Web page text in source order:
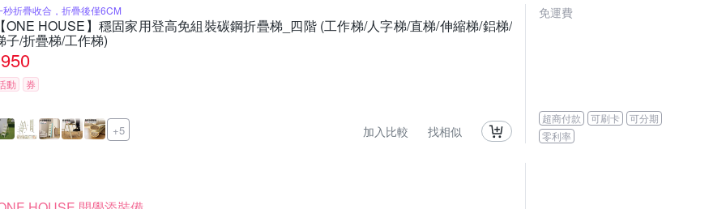
秒折疊收合，折疊後僅6CM
ONE HOUSE】穩固家用登高免組裝碳鋼折疊梯_四階 (工作梯/人字梯/直梯/伸縮梯/鋁梯/
子/折疊梯/工作梯)
950
動 券
+5 加入比較 找相似
免運費
超商付款 可刷卡
可分期
零利率